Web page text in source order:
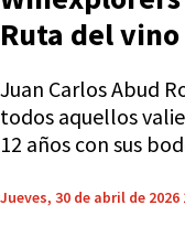
Ruta del vino
Juan Carlos Abud
todos aquellos
12 años con sus
Jueves, 30 de abril de 2026